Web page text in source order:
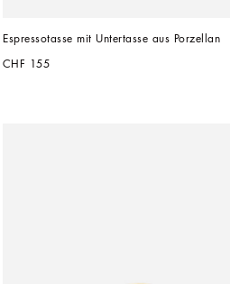
Espressotasse mit Untertasse aus Porzellan
CHF 155